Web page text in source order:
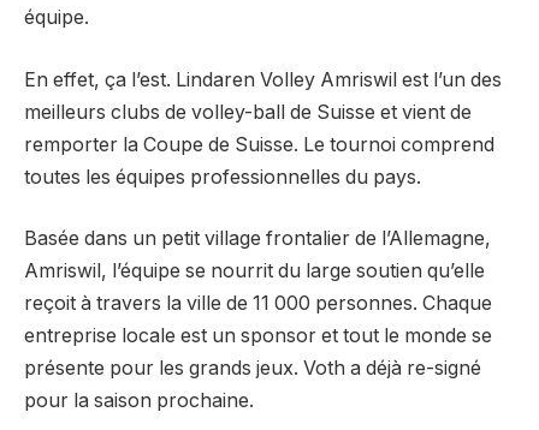
équipe.
En effet, ça l’est. Lindaren Volley Amriswil est l’un des
meilleurs clubs de volley-ball de Suisse et vient de
remporter la Coupe de Suisse. Le tournoi comprend
toutes les équipes professionnelles du pays.
Basée dans un petit village frontalier de l’Allemagne,
Amriswil, l’équipe se nourrit du large soutien qu’elle
reçoit à travers la ville de 11 000 personnes. Chaque
entreprise locale est un sponsor et tout le monde se
présente pour les grands jeux. Voth a déjà re-signé
pour la saison prochaine.